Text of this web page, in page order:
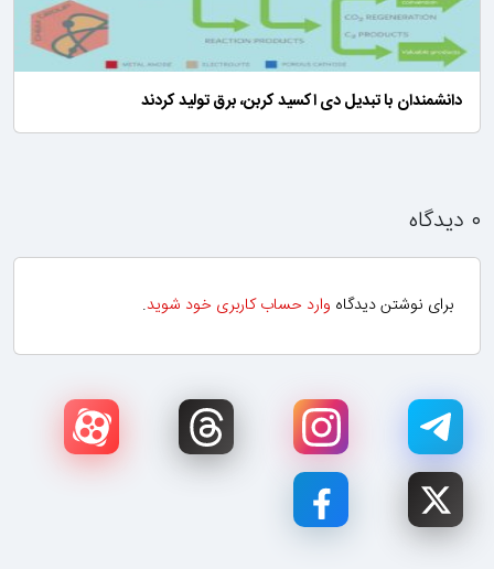
دانشمندان با تبدیل دی اکسید کربن، برق تولید کردند
۰ دیدگاه
برای نوشتن دیدگاه وارد حساب کاربری خود شوید.